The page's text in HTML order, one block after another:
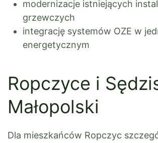
modernizacje istniejących
grzewczych
integrację systemów OZE w
energetycznym
Ropczyce i
Małopolski
Dla mieszkańców Ropczyc